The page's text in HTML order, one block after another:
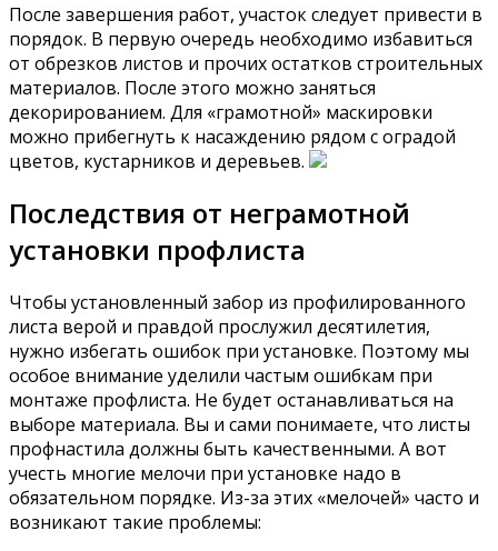
После завершения работ, участок следует привести в
порядок. В первую очередь необходимо избавиться
от обрезков листов и прочих остатков строительных
материалов. После этого можно заняться
декорированием. Для «грамотной» маскировки
можно прибегнуть к насаждению рядом с оградой
цветов, кустарников и деревьев.
Последствия от неграмотной
установки профлиста
Чтобы установленный забор из профилированного
листа верой и правдой прослужил десятилетия,
нужно избегать ошибок при установке. Поэтому мы
особое внимание уделили частым ошибкам при
монтаже профлиста. Не будет останавливаться на
выборе материала. Вы и сами понимаете, что листы
профнастила должны быть качественными. А вот
учесть многие мелочи при установке надо в
обязательном порядке. Из-за этих «мелочей» часто и
возникают такие проблемы: